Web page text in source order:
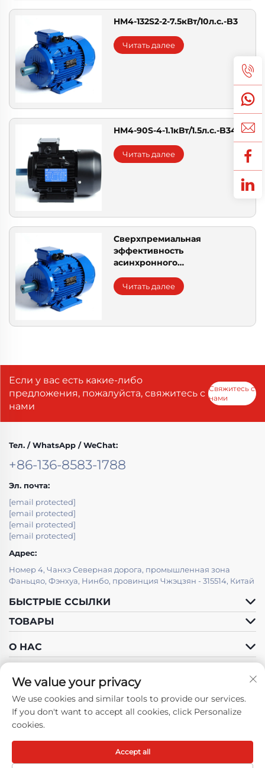
HM4-132S2-2-7.5кВт/10л.с.-B3
Читать далее
HM4-90S-4-1.1кВт/1.5л.с.-B34
Читать далее
Сверхпремиальная
эффективность
асинхронного
Читать далее
Если у вас есть какие-либо
предложения, пожалуйста, свяжитесь с
нами
Свяжитесь с
нами
Тел. / WhatsApp / WeChat:
+86-136-8583-1788
Эл. почта:
[email protected]
[email protected]
[email protected]
[email protected]
Адрес:
Номер 4, Чанхэ Северная дорога, промышленная зона
Фаньцяо, Фэнхуа, Нинбо, провинция Чжэцзян - 315514, Китай
БЫСТРЫЕ ССЫЛКИ
ТОВАРЫ
О НАС
Подписаться на нас
Авторские права © Ningbo Fenghua Hongma Motor Co., Ltd. Все
права защищены -Политика конфиденциальности-Блог
We value your privacy
We use cookies and similar tools to provide our services.
If you don't want to accept all cookies, click Personalize
cookies.
Accept all